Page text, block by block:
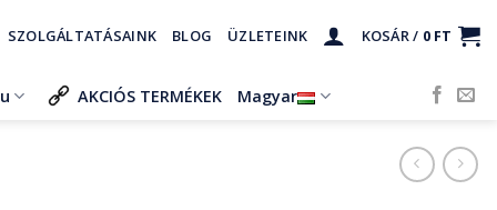
SZOLGÁLTATÁSAINK BLOG ÜZLETEINK KOSÁR / 0 FT
AKCIÓS TERMÉKEK Magyar